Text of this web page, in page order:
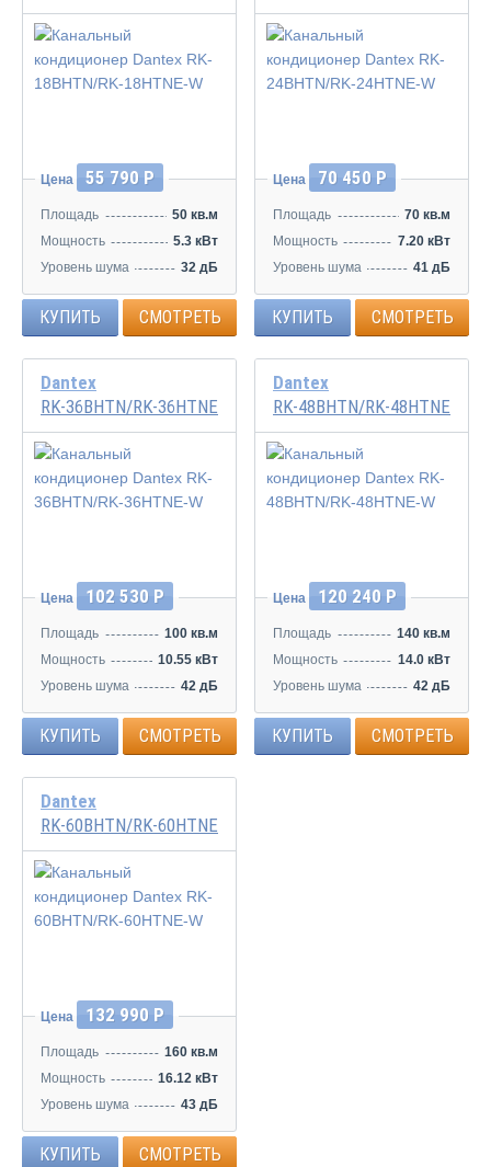
Цена 55 790 Р
Площадь
50 кв.м
Мощность
5.3 кВт
Уровень шума
32 дБ
КУПИТЬ СМОТРЕТЬ
Цена 70 450 Р
Площадь
70 кв.м
Мощность
7.20 кВт
Уровень шума
41 дБ
КУПИТЬ СМОТРЕТЬ
Dantex
RK-36BHTN/RK-36HTNE-W
Цена 102 530 Р
Площадь
100 кв.м
Мощность
10.55 кВт
Уровень шума
42 дБ
КУПИТЬ СМОТРЕТЬ
Dantex
RK-48BHTN/RK-48HTNE-W
Цена 120 240 Р
Площадь
140 кв.м
Мощность
14.0 кВт
Уровень шума
42 дБ
КУПИТЬ СМОТРЕТЬ
Dantex
RK-60BHTN/RK-60HTNE-W
Цена 132 990 Р
Площадь
160 кв.м
Мощность
16.12 кВт
Уровень шума
43 дБ
КУПИТЬ СМОТРЕТЬ